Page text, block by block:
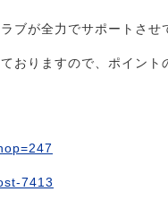
ブが全力でサポートさ
おりますので、ポイント
7413